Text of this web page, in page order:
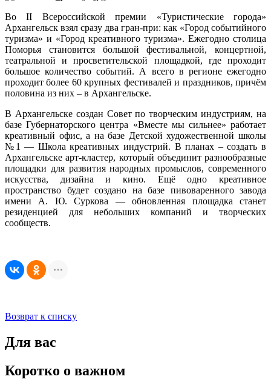
Во II Всероссийской премии «Туристические города»
Архангельск взял сразу два гран-при: как «Город событийного
туризма» и «Город креативного туризма». Ежегодно столица
Поморья становится большой фестивальной, концертной,
театральной и просветительской площадкой, где проходит
большое количество событий. А всего в регионе ежегодно
проходит более 60 крупных фестивалей и праздников, причём
половина из них – в Архангельске.
В Архангельске создан Совет по творческим индустриям, на
базе Губернаторского центра «Вместе мы сильнее» работает
креативный офис, а на базе Детской художественной школы
№1 — Школа креативных индустрий. В планах – создать в
Архангельске арт-кластер, который объединит разнообразные
площадки для развития народных промыслов, современного
искусства, дизайна и кино. Ещё одно креативное
пространство будет создано на базе пивоваренного завода
имени А. Ю. Суркова — обновленная площадка станет
резиденцией для небольших компаний и творческих
сообществ.
Возврат к списку
Для вас
Коротко о важном